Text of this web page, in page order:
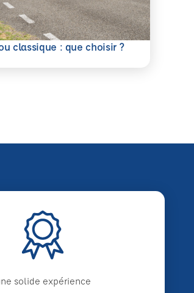
classique : que choisir ?
solide expérience